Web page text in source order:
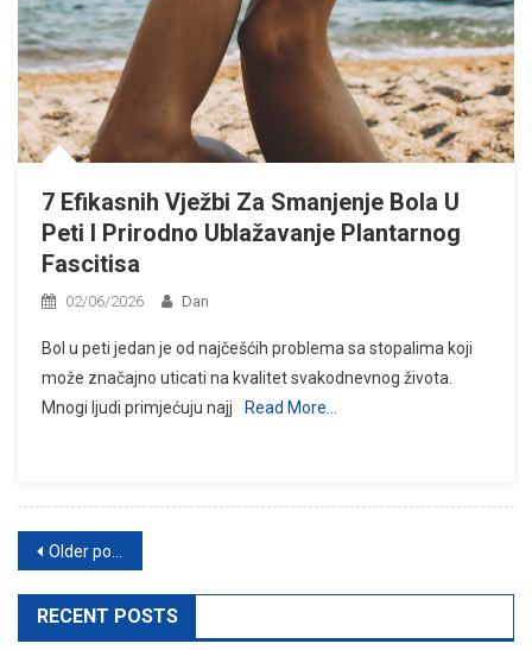
7 Efikasnih Vježbi Za Smanjenje Bola U
Peti I Prirodno Ublažavanje Plantarnog
Fascitisa
02/06/2026 Dan
Bol u peti jedan je od najčešćih problema sa stopalima koji
može značajno uticati na kvalitet svakodnevnog života.
Mnogi ljudi primjećuju najj
Read More…
Posts
navigation
Older posts
RECENT POSTS